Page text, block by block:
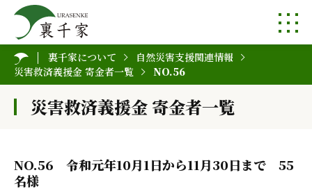
裏千家について
自然災害支援関連情報
災害救済義援金 寄金者一覧
NO.56
災害救済義援金 寄金者一覧
NO.56 令和元年10月1日から11月30日まで 55
名様